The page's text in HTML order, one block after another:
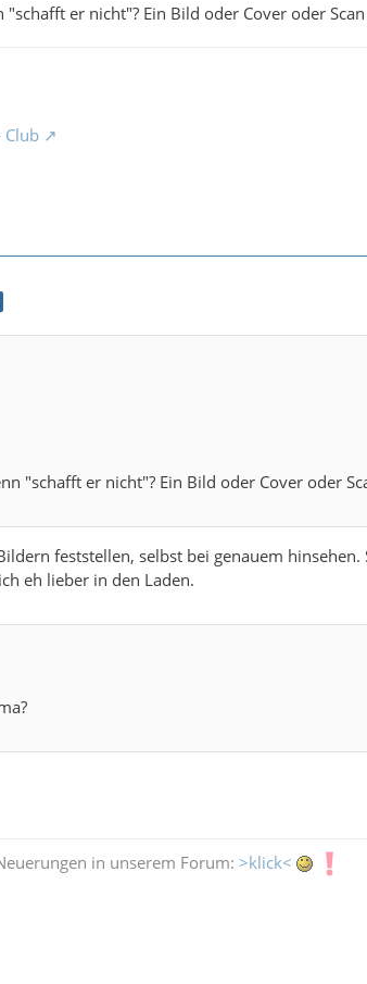
er nicht"? Ein Bild oder Cover oder
Club
"schafft er nicht"? Ein Bild oder Cover oder
feststellen, selbst bei genauem
eh lieber in den Laden.
in unserem Forum: >klick<